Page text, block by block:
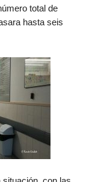
total de
hasta seis